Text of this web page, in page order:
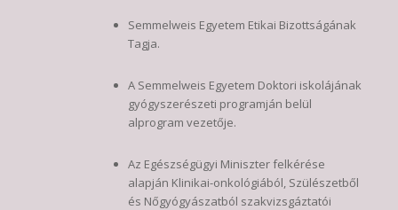
Semmelweis Egyetem Etikai Bizottságának
Tagja.
A Semmelweis Egyetem Doktori iskolájának
gyógyszerészeti programján belül
alprogram vezetője.
Az Egészségügyi Miniszter felkérése
alapján Klinikai-onkológiából, Szülészetből
és Nőgyógyászatból szakvizsgáztatói